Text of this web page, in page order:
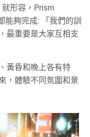
形容，Prism
能夠完成: 「我們的訓
最重要是大家互相支
黃昏和晚上各有特
，體驗不同氛圍和景